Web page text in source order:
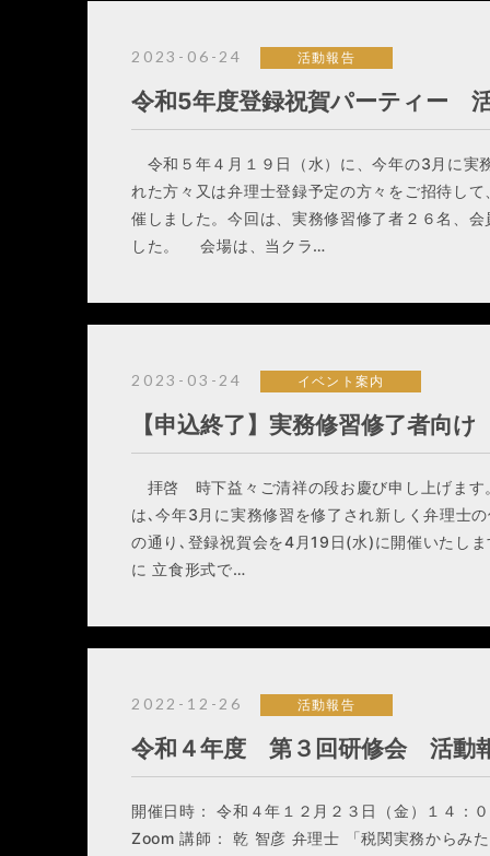
2023-06-24 活動報告
令和5年度登録祝賀パーティー
令和５年４月１９日（水）に、今年の3月に実
れた方々又は弁理士登録予定の方々をご招待し
催しました。今回は、実務修習修了者２６名、
した。 会場は、当クラ…
2023-03-24 イベント案内
【申込終了】実務修習修了者向
拝啓 時下益々ご清祥の段お慶び申し上げま
は､今年3月に実務修習を修了され新しく弁理士
の通り､登録祝賀会を4月19日(水)に開催いたし
に 立食形式で…
2022-12-26 活動報告
令和４年度 第３回研修会 活動
開催日時： 令和４年１２月２３日（金）１４：
Zoom 講師： 乾 智彦 弁理士 「税関実務からみ